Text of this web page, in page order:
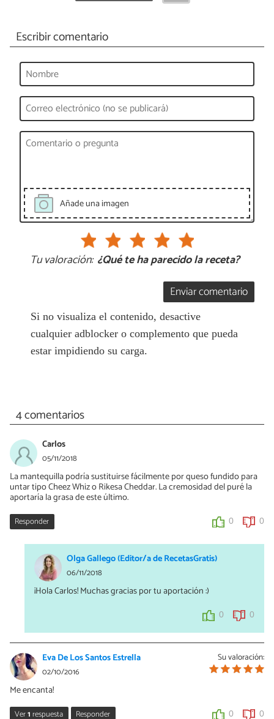
Escribir comentario
Añade una imagen
Tu valoración: ¿Qué te ha parecido la receta?
Enviar comentario
Si no visualiza el contenido, desactive
cualquier adblocker o complemento que pueda
estar impidiendo su carga.
4 comentarios
Carlos
05/11/2018
La mantequilla podría sustituirse fácilmente por queso fundido para
untar tipo Cheez Whiz o Rikesa Cheddar. La cremosidad del puré la
aportaría la grasa de este último.
Responder 0 0
Olga Gallego (Editor/a de RecetasGratis)
06/11/2018
¡Hola Carlos! Muchas gracias por tu aportación :)
0 0
Su valoración:
Eva De Los Santos Estrella
02/10/2016
Me encanta!
Ver1respuesta Responder 0 0